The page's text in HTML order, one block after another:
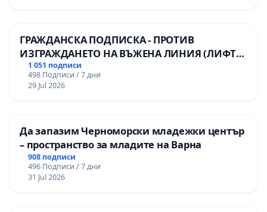
ГРАЖДАНСКА ПОДПИСКА - ПРОТИВ
ИЗГРАЖДАНЕТО НА ВЪЖЕНА ЛИНИЯ (ЛИФТ)
НА ТЕРИТОРИЯТА НА ПРИРОДНА
ЗАБЕЛЕЖИТЕЛНОСТ „ХЪЛМ НА
ОСВОБОДИТЕЛИТЕ“ (БУНАРДЖИК)
1 051 подписи
498 Подписи / 7 дни
29 Jul 2026
Да запазим Черноморски младежки център
– пространство за младите на Варна
908 подписи
496 Подписи / 7 дни
31 Jul 2026